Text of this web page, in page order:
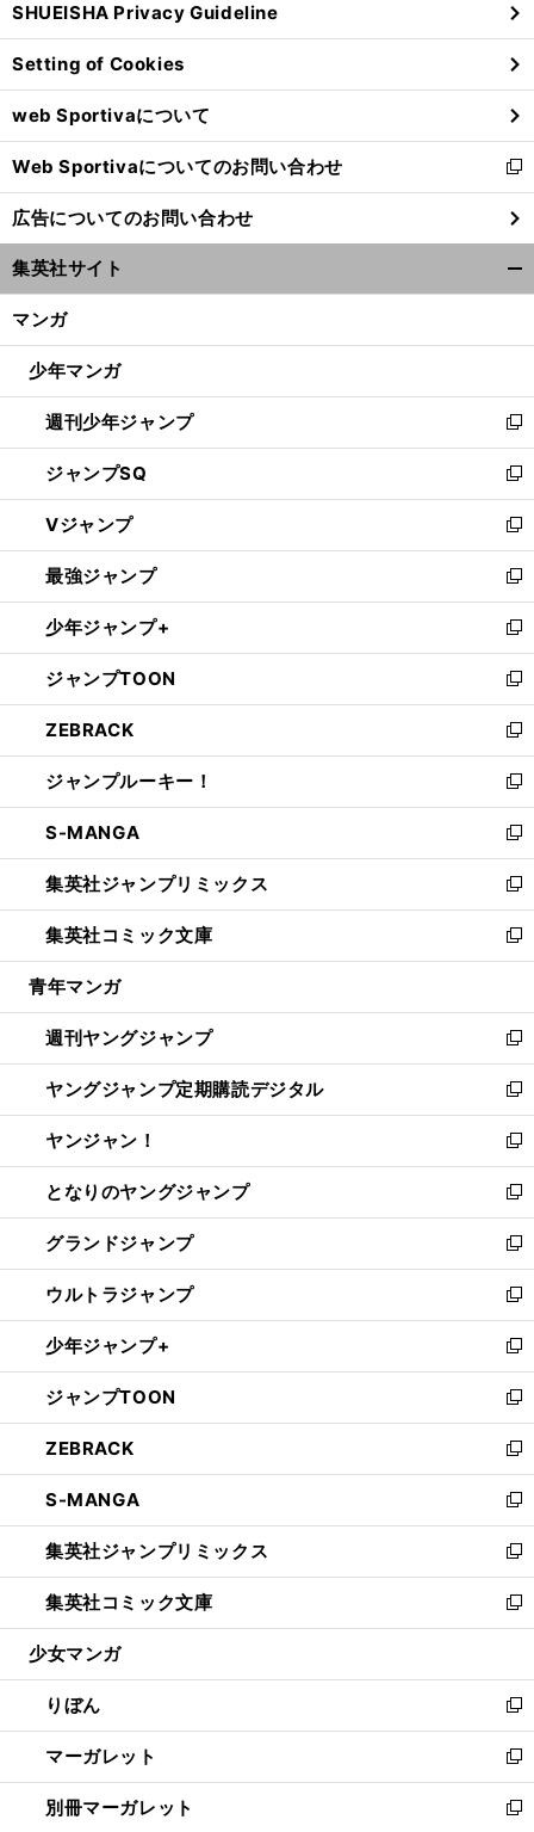
】 【
他
】
ィ
ン
ド
ウ
で
開
く
SHUEISHA Privacy Guideline
Setting of Cookies
web Sportivaについて
Web Sportivaについてのお問い合わせ
新
し
い
ウ
ィ
ン
ウ
開
く
広告についてのお問い合わせ
集英社サイト
マンガ
少年マンガ
週刊少年ジャンプ
新
し
い
ウ
ィ
ン
ド
ウ
で
開
く
ジャンプSQ
新
し
い
ウ
ィ
ン
ド
ウ
で
開
く
Vジャンプ
新
し
い
ウ
ィ
ン
ド
ウ
で
開
く
最強ジャンプ
新
し
い
ウ
ィ
ン
ド
ウ
で
開
く
少年ジャンプ+
新
し
い
ウ
ィ
ン
ド
ウ
で
開
く
ジャンプTOON
新
し
い
ウ
ィ
ン
ド
ウ
で
開
く
ZEBRACK
新
し
い
ウ
ィ
ン
ド
ウ
で
開
ジャンプルーキー！
新
し
い
ウ
ィ
ン
ド
ウ
開
く
S-MANGA
新
し
い
ウ
ィ
ン
ウ
で
開
く
集英社ジャンプリミックス
新
し
い
ウ
ン
ド
ウ
で
開
く
集英社コミック文庫
新
し
ウ
ィ
ン
ド
ウ
で
開
く
青年マンガ
週刊ヤングジャンプ
新
し
い
ウ
ィ
ン
ド
ウ
で
開
く
ヤングジャンプ定期購読デジタル
新
し
い
ウ
ィ
ン
ド
ウ
で
開
く
ヤンジャン！
新
し
い
ウ
ィ
ン
ド
ウ
で
開
く
となりのヤングジャンプ
新
し
い
ウ
ィ
ン
ド
ウ
で
開
く
グランドジャンプ
新
し
い
ウ
ィ
ン
ド
ウ
で
開
く
ウルトラジャンプ
新
し
い
ウ
ィ
ン
ド
ウ
で
開
く
少年ジャンプ+
新
し
い
ウ
ィ
ン
ド
ウ
で
開
く
ジャンプTOON
新
し
い
ウ
ィ
ン
ド
ウ
で
開
ZEBRACK
新
し
い
ウ
ィ
ン
ド
ウ
開
く
S-MANGA
新
し
い
ウ
ィ
ン
ウ
で
開
く
集英社ジャンプリミックス
新
し
い
ウ
ン
ド
ウ
で
開
く
集英社コミック文庫
新
し
ウ
ィ
ン
ド
ウ
で
少女マンガ
りぼん
新
し
い
ウ
ィ
マーガレット
新
し
い
別冊マーガレット
新